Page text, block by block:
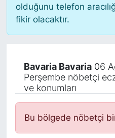
olduğunu telefon
fikir olacaktır.
Bavaria Bavaria06
Perşembe nöbetçi
ve konumları
Bu bölgede nöbetçi